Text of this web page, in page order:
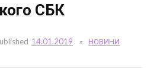
СБК
14.01.2019 НОВИНИ